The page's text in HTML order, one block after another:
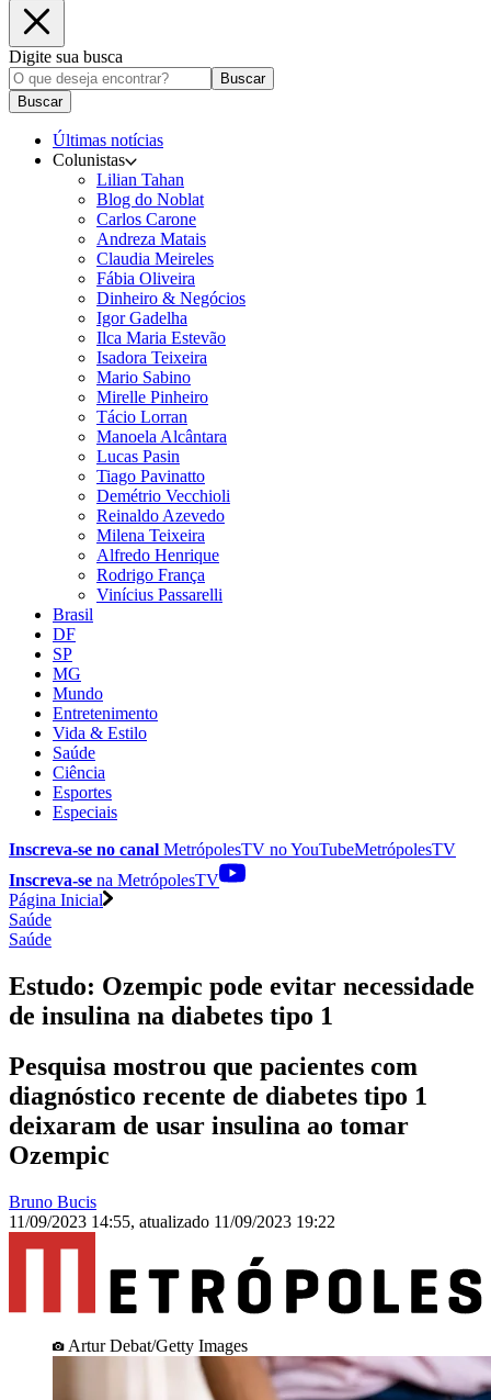
Digite sua busca
Buscar
Buscar
Últimas notícias
Colunistas
Lilian Tahan
Blog do Noblat
Carlos Carone
Andreza Matais
Claudia Meireles
Fábia Oliveira
Dinheiro & Negócios
Igor Gadelha
Ilca Maria Estevão
Isadora Teixeira
Mario Sabino
Mirelle Pinheiro
Tácio Lorran
Manoela Alcântara
Lucas Pasin
Tiago Pavinatto
Demétrio Vecchioli
Reinaldo Azevedo
Milena Teixeira
Alfredo Henrique
Rodrigo França
Vinícius Passarelli
Brasil
DF
SP
MG
Mundo
Entretenimento
Vida & Estilo
Saúde
Ciência
Esportes
Especiais
Inscreva-se no canal MetrópolesTV noYouTubeMetrópolesTV
Inscreva-se na MetrópolesTV
Página Inicial
Saúde
Saúde
Estudo: Ozempic pode evitar necessidade
de insulina na diabetes tipo 1
Pesquisa mostrou que pacientes com
diagnóstico recente de diabetes tipo 1
deixaram de usar insulina ao tomar
Ozempic
Bruno Bucis
11/09/2023 14:55, atualizado 11/09/2023 19:22
Artur Debat/Getty Images